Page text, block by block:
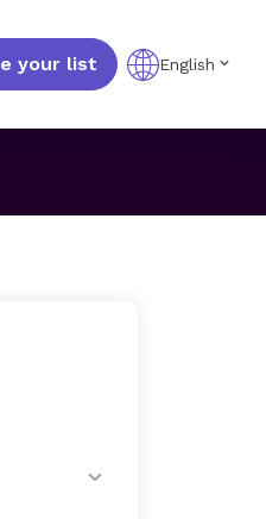
your list English